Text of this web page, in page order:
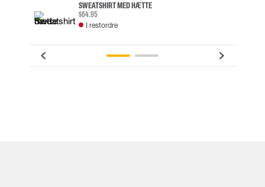
SWEATSHIRT MED HÆTTE
$64.95
I restordre